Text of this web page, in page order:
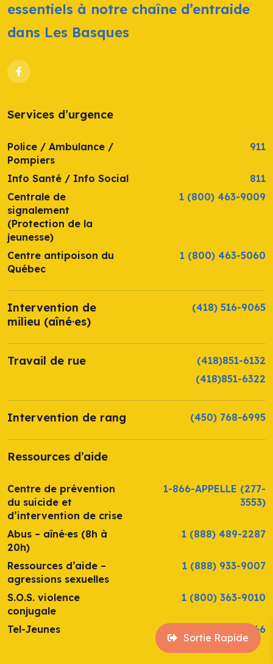
Sortie Rapide
essentiels à notre chaîne d’entraide
dans Les Basques
Services d’urgence
Police / Ambulance /
Pompiers
911
Info Santé / Info Social
811
Centrale de
signalement
(Protection de la
jeunesse)
1 (800) 463-9009
Centre antipoison du
Québec
1 (800) 463-5060
Intervention de
milieu (aîné·es)
(418) 516-9065
Travail de rue
(418)851-6132
(418)851-6322
Intervention de rang (450) 768-6995
Ressources d’aide
Centre de prévention
du suicide et
d’intervention de crise
1-866-APPELLE (277-
3553)
Abus – aîné·es (8h à
20h)
1 (888) 489-2287
Ressources d’aide –
agressions sexuelles
1 (888) 933-9007
S.O.S. violence
conjugale
1 (800) 363-9010
Tel-Jeunes 1 (800) 263-2266